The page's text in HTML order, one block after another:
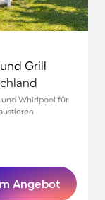
Grill
und Whirlpool für
Angebot